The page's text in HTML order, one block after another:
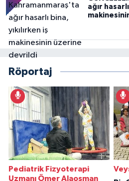
ağır
Röportaj
Pediatrik Fizyoterapi
Uzmanı Ömer Alaosman